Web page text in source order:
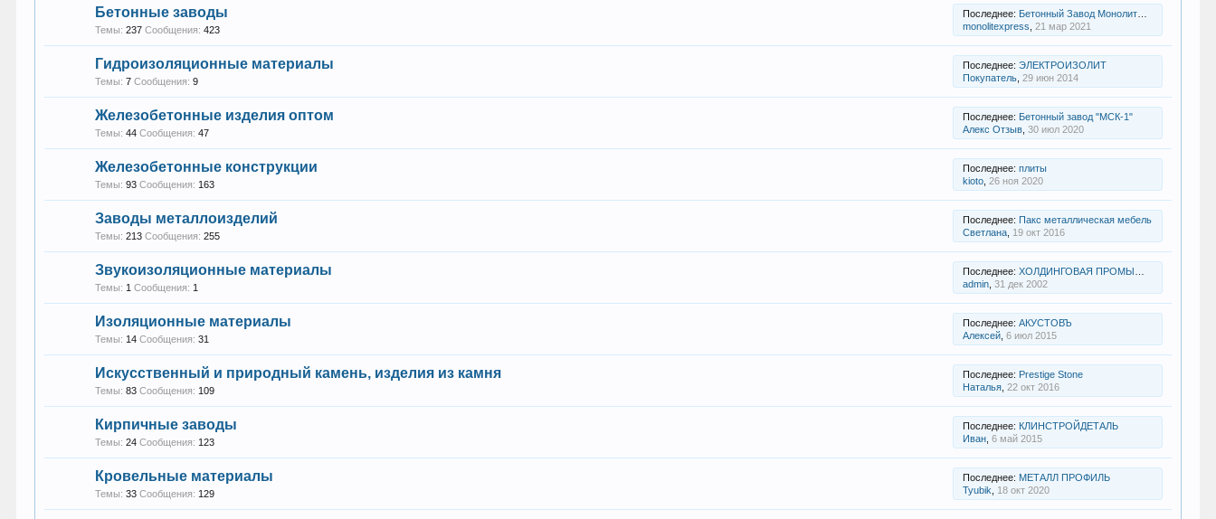
Бетонные заводы
Темы: 237 Сообщения: 423
Последнее: Бетонный Завод МонолитЭкпресс
monolitexpress 21 мар 2021
Гидроизоляционные материалы
Темы: 7 Сообщения: 9
Последнее: ЭЛЕКТРОИЗОЛИТ
Покупатель, 29 июн 2014
Железобетонные изделия оптом
Темы: 44 Сообщения: 47
Последнее: Бетонный завод "МСК-1"
Алекс Отзыв, 30 июл 2020
Железобетонные конструкции
Темы: 93 Сообщения: 163
Последнее: плиты
kioto, 26 ноя 2020
Заводы металлоизделий
Темы: 213 Сообщения: 255
Последнее: Пакс металлическая мебель
Светлана, 19 окт 2016
Звукоизоляционные материалы
Темы: 1 Сообщения: 1
Последнее: ХОЛДИНГОВАЯ ПРОМЫШЛЕННО-ФИНАНСОВАЯ КОМПАНИЯ СМ
admin, 31 дек 2002
Изоляционные материалы
Темы: 14 Сообщения: 31
Последнее: АКУСТОВЪ
Алексей, 6 июл 2015
Искусственный и природный камень, изделия из камня
Темы: 83 Сообщения: 109
Последнее: Prestige Stone
Наталья, 22 окт 2016
Кирпичные заводы
Темы: 24 Сообщения: 123
Последнее: КЛИНСТРОЙДЕТАЛЬ
Иван, 6 май 2015
Кровельные материалы
Темы: 33 Сообщения: 129
Последнее: МЕТАЛЛ ПРОФИЛЬ
Tyubik
18 окт 2020